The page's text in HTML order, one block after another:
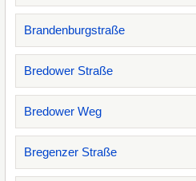
Brandenburgstraße
Bredower Straße
Bredower Weg
Bregenzer Straße